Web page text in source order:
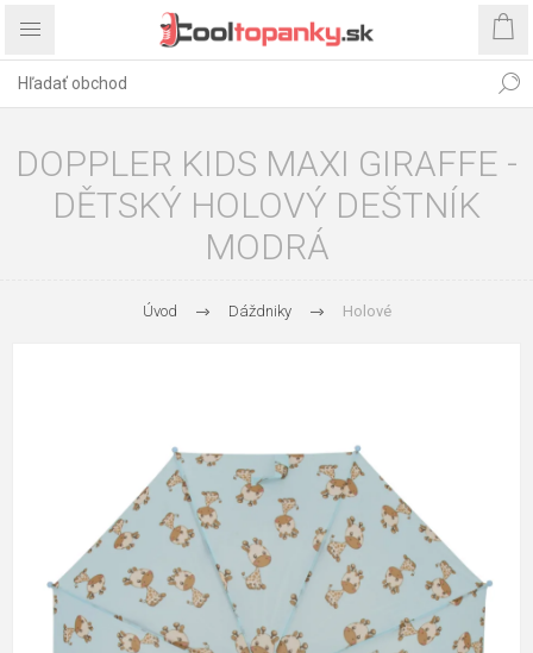
DOPPLER KIDS MAXI GIRAFFE -
DĚTSKÝ HOLOVÝ DEŠTNÍK
MODRÁ
Úvod Dáždniky Holové